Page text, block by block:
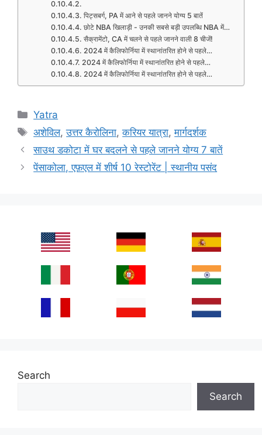
पिट्सबर्ग, PA में आने से पहले जानने योग्य 5 बातें
छोटे NBA खिलाड़ी - उनकी सबसे बड़ी उपलब्धि NBA में…
सैक्रामेंटो, CA में चलने से पहले जानने वाली 8 चीजें!
2024 में कैलिफोर्निया में स्थानांतरित होने से पहले…
2024 में कैलिफोर्निया में स्थानांतरित होने से पहले…
2024 में कैलिफोर्निया में स्थानांतरित होने से पहले…
Categories
Yatra
Tags
अशेविल,उत्तर कैरोलिना,करियर यात्रा,मार्गदर्शक
साउथ डकोटा में घर बदलने से पहले जानने योग्य 7 बातें
पेंसाकोला, एफ़एल में शीर्ष 10 रेस्टोरेंट | स्थानीय पसंद
Search
Search